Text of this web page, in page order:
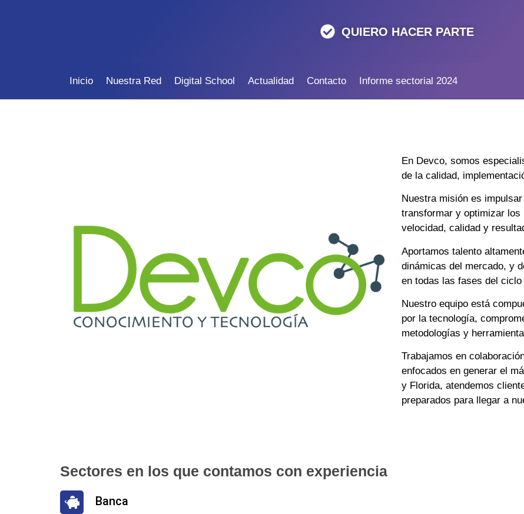
QUIERO HACER PARTE
Inicio Nuestra Red Digital School Actualidad Contacto Informe sectorial 2024
En Devco, somos
de la calidad,
Nuestra misión es
transformar y optimizar
velocidad, calidad y
Aportamos talento
dinámicas del mercado, y
en todas las fases del
Nuestro equipo está
por la tecnología,
metodologías y
Trabajamos en
enfocados en generar el
y Florida, atendemos
preparados para llegar a
Sectores en los que contamos con experiencia
Banca